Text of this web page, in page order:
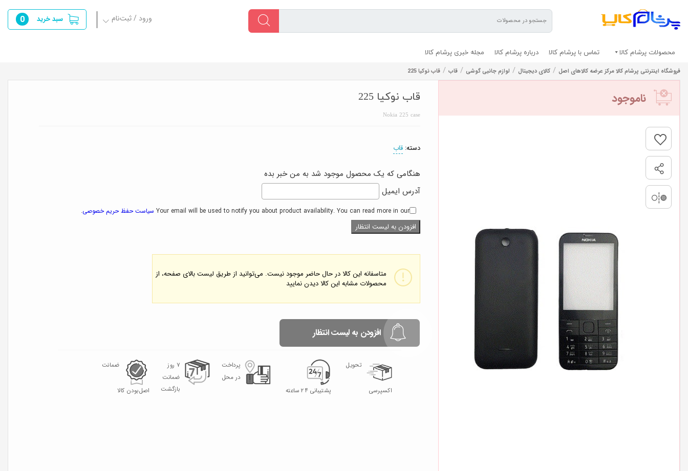
سبد خرید 0 ورود / ثبت‌نام
محصولات پرشام کالا تماس با پرشام کالا درباره پرشام کالا مجله خبری پرشام کالا
فروشگاه اینترنتی پرشام کالا مرکز عرضه کالاهای اصل / کالای دیجیتال / لوازم جانبی گوشی / قاب / قاب نوکیا 225
ناموجود قاب نوکیا 225
Nokia 225 case
دسته:قاب
هنگامی که یک محصول موجود شد به من خبر بده
آدرس ایمیل
Your email will be used to notify you about product availability. You can read more in our سیاست حفظ حریم خصوصی.
متاسفانه این کالا در حال حاضر موجود نیست. می‌توانید از طریق لیست بالای صفحه، از
محصولات مشابه این کالا دیدن نمایید
افزودن به لیست انتظار
تحویل
اکسپرسی پشتیبانی ۲۴ ساعته
پرداخت
در محل
۷ روز
ضمانت
بازگشت
ضمانت
اصل‌بودن کالا